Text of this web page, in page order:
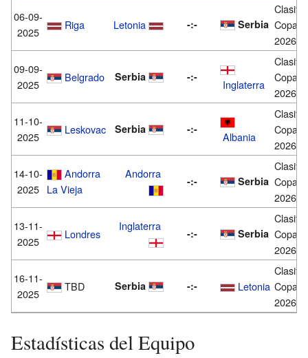
06-09-
2025
Riga Letonia -:- Serbia Copa
2026
09-09-
2025
Belgrado Serbia -:-
Inglaterra
Copa
2026
11-10-
2025
Leskovac Serbia -:-
Albania
Copa
2026
14-10-
2025
Andorra
La Vieja
Andorra
-:- Serbia Copa
2026
13-11-
2025
Londres
Inglaterra
-:- Serbia Copa
2026
16-11-
2025
TBD Serbia -:- Letonia Copa
2026
Estadísticas del Equipo